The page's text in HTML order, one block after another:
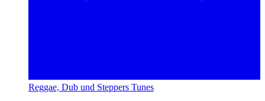
Reggae, Dub und Steppers Tunes